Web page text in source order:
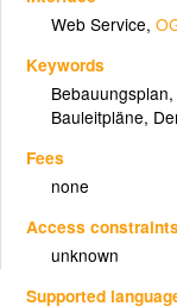
Web Service,
Keywords
Bebauungsplan
Bauleitpläne,
Fees
none
Access
unknown
Supported